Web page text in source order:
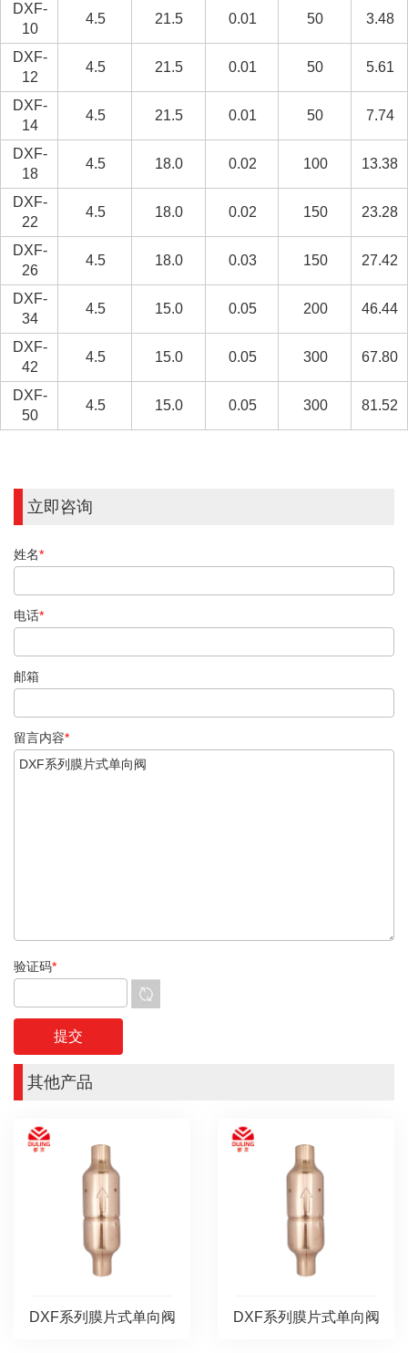
DXF-
10
4.5 21.5 0.01 50 3.48
DXF-
12
4.5 21.5 0.01 50 5.61
DXF-
14
4.5 21.5 0.01 50 7.74
DXF-
18
4.5 18.0 0.02 100 13.38
DXF-
22
4.5 18.0 0.02 150 23.28
DXF-
26
4.5 18.0 0.03 150 27.42
DXF-
34
4.5 15.0 0.05 200 46.44
DXF-
42
4.5 15.0 0.05 300 67.80
DXF-
50
4.5 15.0 0.05 300 81.52
立即咨询
姓名*
电话*
邮箱
留言内容*
验证码*
其他产品
DXF系列膜片式单向阀 DXF系列膜片式单向阀